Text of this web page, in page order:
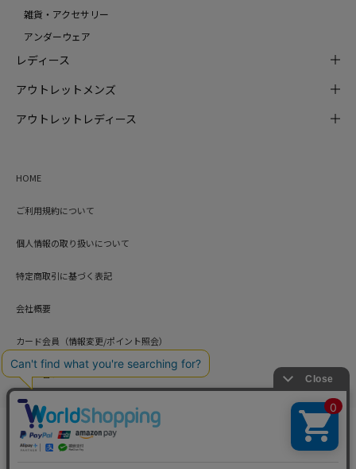
雑貨・アクセサリー
アンダーウェア
レディース
アウトレットメンズ
アウトレットレディース
HOME
ご利用規約について
個人情報の取り扱いについて
特定商取引に基づく表記
会社概要
カード会員（情報変更/ポイント照会）